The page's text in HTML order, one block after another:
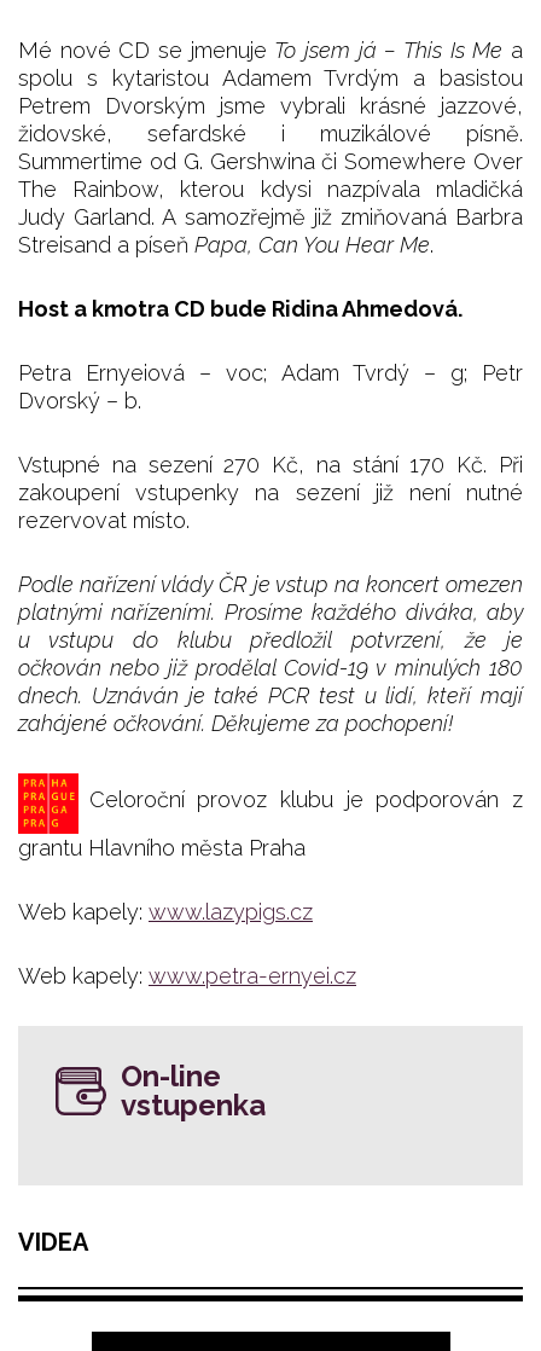
Mé nové CD se jmenuje To jsem já – This Is Me a
spolu s kytaristou Adamem Tvrdým a basistou
Petrem Dvorským jsme vybrali krásné jazzové,
židovské, sefardské i muzikálové písně.
Summertime od G. Gershwina či Somewhere Over
The Rainbow, kterou kdysi nazpívala mladičká
Judy Garland. A samozřejmě již zmiňovaná Barbra
Streisand a píseň Papa, Can You Hear Me.
Host a kmotra CD bude Ridina Ahmedová.
Petra Ernyeiová – voc; Adam Tvrdý – g; Petr
Dvorský – b.
Vstupné na sezení 270 Kč, na stání 170 Kč. Při
zakoupení vstupenky na sezení již není nutné
rezervovat místo.
Podle nařízení vlády ČR je vstup na koncert omezen
platnými nařízeními. Prosíme každého diváka, aby
u vstupu do klubu předložil potvrzení, že je
očkován nebo již prodělal Covid-19 v minulých 180
dnech. Uznáván je také PCR test u lidí, kteří mají
zahájené očkování. Děkujeme za pochopení!
Celoroční provoz klubu je podporován z
grantu Hlavního města Praha
Web kapely: www.lazypigs.cz
Web kapely: www.petra-ernyei.cz
On-line
vstupenka
VIDEA